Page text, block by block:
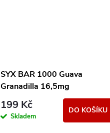
SYX BAR 1000 Guava
Granadilla 16,5mg
199 Kč
Skladem
DO KOŠÍKU